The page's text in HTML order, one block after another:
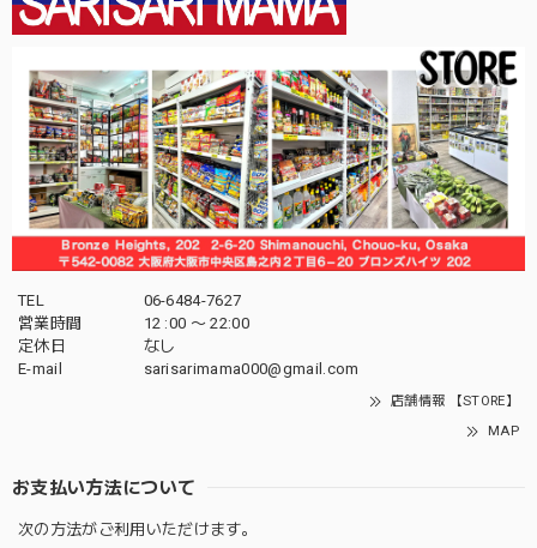
TEL
06-6484-7627
営業時間
12 :00 〜 22:00
定休日
なし
E-mail
sarisarimama000@gmail.com
店舗情報 【STORE】
MAP
お支払い方法について
次の方法がご利用いただけます。